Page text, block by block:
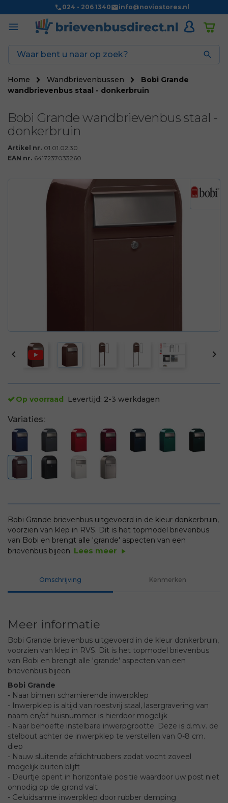
024 - 206 1340 info@noviostores.nl

Home Wandbrievenbussen
Bobi Grande
wandbrievenbus staal - donkerbruin
Bobi Grande wandbrievenbus staal -
donkerbruin
Artikel nr. 01.01.02.30
EAN nr. 6417237033260
 
Op voorraad Levertijd: 2-3 werkdagen
Variaties:
Bobi Grande brievenbus uitgevoerd in de kleur donkerbruin,
voorzien van klep in RVS. Dit is het topmodel brievenbus
van Bobi en brengt alle 'grande' aspecten van een
brievenbus bijeen. Lees meer play_arrow
Omschrijving Kenmerken
Meer informatie
Bobi Grande brievenbus uitgevoerd in de kleur donkerbruin,
voorzien van klep in RVS. Dit is het topmodel brievenbus
van Bobi en brengt alle 'grande' aspecten van een
brievenbus bijeen.
Bobi Grande
- Naar binnen scharnierende inwerpklep
- Inwerpklep is altijd van roestvrij staal, lasergravering van
naam en/of huisnummer is hierdoor mogelijk
- Naar behoefte instelbare inwerpgrootte. Deze is d.m.v. de
stelbout achter de inwerpklep te verstellen van 0-8 cm.
diep
- Nauw sluitende afdichtrubbers zodat vocht zoveel
mogelijk buiten blijft
- Deurtje opent in horizontale positie waardoor uw post niet
onnodig op de grond valt
- Geluidsarme inwerpklep door rubber demping